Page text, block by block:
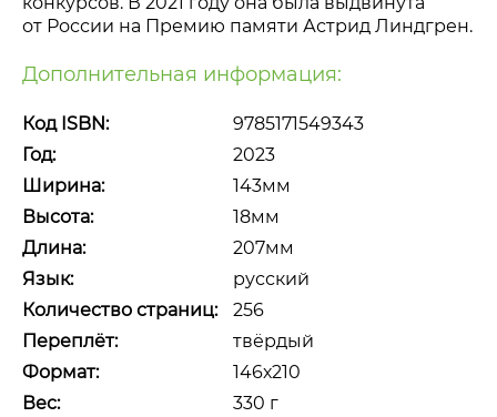
от России на Премию памяти Астрид Линдгрен.
Дополнительная информация:
Код ISBN:
9785171549343
Год:
2023
Ширина:
143мм
Высота:
18мм
Длина:
207мм
Язык:
русский
Количество страниц:
256
Переплёт:
твёрдый
Формат:
146х210
Вес:
330 г